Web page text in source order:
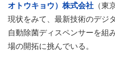
オトウキョウ）株式会社 （
現状をみて、最新技術のデジ
自動除菌ディスペンサーを組
場の開拓に挑んでいる。